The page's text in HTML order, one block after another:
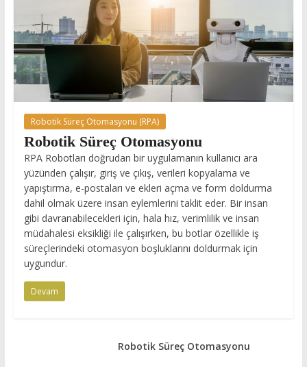
Robotik Süreç Otomasyonu (RPA)
Robotik Süreç Otomasyonu
RPA Robotları doğrudan bir uygulamanın kullanıcı ara
yüzünden çalışır, giriş ve çıkış, verileri kopyalama ve
yapıştırma, e-postaları ve ekleri açma ve form doldurma
dahil olmak üzere insan eylemlerini taklit eder. Bir insan
gibi davranabilecekleri için, hala hız, verimlilik ve insan
müdahalesi eksikliği ile çalışırken, bu botlar özellikle iş
süreçlerindeki otomasyon boşluklarını doldurmak için
uygundur.
Devam
Robotik Süreç Otomasyonu